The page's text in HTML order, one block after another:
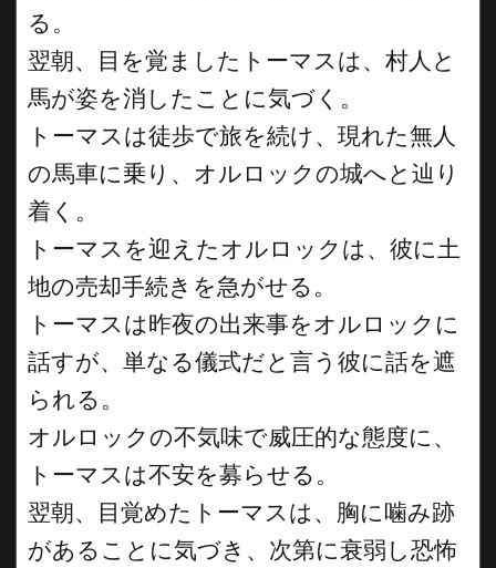
る。
翌朝、目を覚ましたトーマスは、村人と
馬が姿を消したことに気づく。
トーマスは徒歩で旅を続け、現れた無人
の馬車に乗り、オルロックの城へと辿り
着く。
トーマスを迎えたオルロックは、彼に土
地の売却手続きを急がせる。
トーマスは昨夜の出来事をオルロックに
話すが、単なる儀式だと言う彼に話を遮
られる。
オルロックの不気味で威圧的な態度に、
トーマスは不安を募らせる。
翌朝、目覚めたトーマスは、胸に噛み跡
があることに気づき、次第に衰弱し恐怖